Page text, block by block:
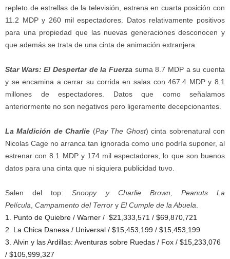
repleto de estrellas de la televisión, estrena en cuarta posición con
11.2 MDP y 260 mil espectadores. Datos relativamente positivos
para una propiedad que las nuevas generaciones desconocen y
que además se trata de una cinta de animación extranjera.
Star Wars: El Despertar de la Fuerza suma 8.7 MDP a su cuenta
y se encamina a cerrar su corrida en salas con 467.4 MDP y 8.1
millones de espectadores. Datos que como señalamos
anteriormente no son negativos pero ligeramente decepcionantes.
La Maldición de Charlie (Pay The Ghost) cinta sobrenatural con
Nicolas Cage no arranca tan ignorada como uno podría suponer, al
estrenar con 8.1 MDP y 174 mil espectadores, lo que son buenos
datos para una cinta que ni siquiera publicidad tuvo.
Salen del top:Snoopy y Charlie Brown, Peanuts La
Película Campamento del Terror y El Cumple de la Abuela
1. Punto de Quiebre / Warner / $21,333,571 / $69,870,721
2. La Chica Danesa / Universal / $15,453,199 / $15,453,199
3. Alvin y las Ardillas: Aventuras sobre Ruedas / Fox / $15,233,076
/ $105,999,327